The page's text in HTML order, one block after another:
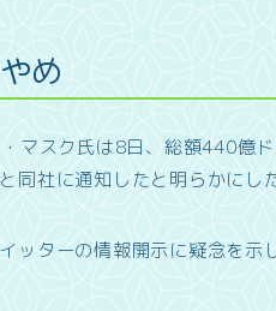
め
マスク氏は8日、総額440億
同社に通知したと明らかにし
ッターの情報開示に疑念を示